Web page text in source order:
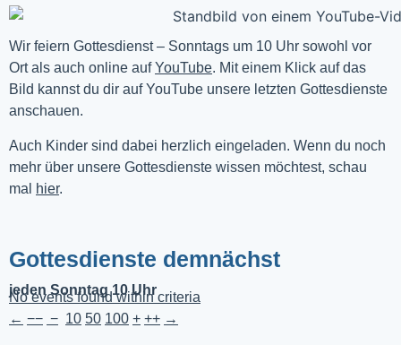
Wir feiern Gottesdienst – Sonntags um 10 Uhr sowohl vor
Ort als auch online auf YouTube. Mit einem Klick auf das
Bild kannst du dir auf YouTube unsere letzten Gottesdienste
anschauen.
Auch Kinder sind dabei herzlich eingeladen. Wenn du noch
mehr über unsere Gottesdienste wissen möchtest, schau
mal
hier.
Gottesdienste demnächst
jeden Sonntag 10 Uhr
No events found within criteria
← −− − 10 50 100 + ++ →